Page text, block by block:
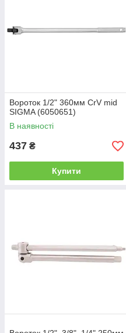
Вороток 1/2" 360мм CrV mid
SIGMA (6050651)
В наявності
437 ₴
Купити